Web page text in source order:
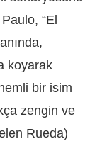
“El
koyarak
bir isim
zengin ve
Rueda)